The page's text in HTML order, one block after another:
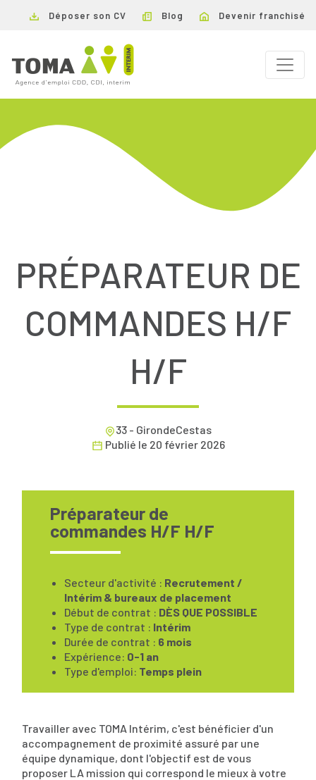
Déposer son CV Blog Devenir franchisé
PRÉPARATEUR DE
COMMANDES H/F
H/F
33 - GirondeCestas
Publié le 20 février 2026
Préparateur de
commandes H/F H/F
Secteur d'activité : Recrutement /
Intérim & bureaux de placement
Début de contrat : DÈS QUE POSSIBLE
Type de contrat : Intérim
Durée de contrat : 6 mois
Expérience: 0-1 an
Type d'emploi: Temps plein
Travailler avec TOMA Intérim, c'est bénéficier d'un
accompagnement de proximité assuré par une
équipe dynamique, dont l'objectif est de vous
proposer LA mission qui correspond le mieux à votre